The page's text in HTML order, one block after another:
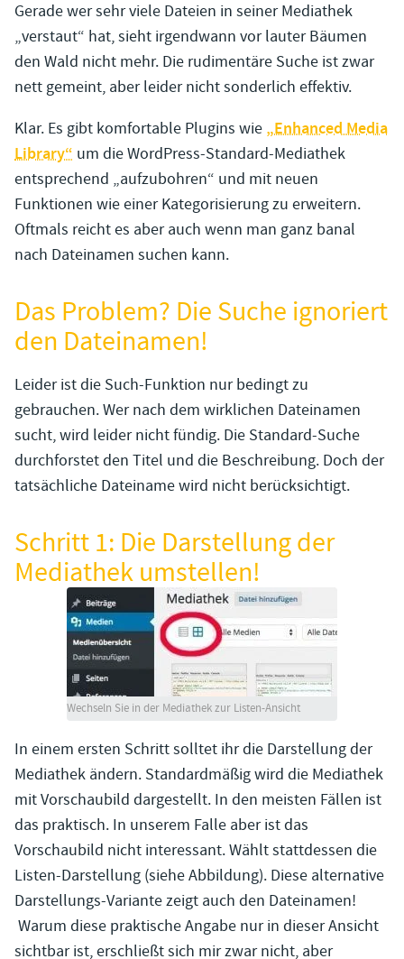
Gerade wer sehr viele Dateien in seiner Mediathek
„verstaut“ hat, sieht irgendwann vor lauter Bäumen
den Wald nicht mehr. Die rudimentäre Suche ist zwar
nett gemeint, aber leider nicht sonderlich effektiv.
Klar. Es gibt komfortable Plugins wie „Enhanced Media
Library“ um die WordPress-Standard-Mediathek
entsprechend „aufzubohren“ und mit neuen
Funktionen wie einer Kategorisierung zu erweitern.
Oftmals reicht es aber auch wenn man ganz banal
nach Dateinamen suchen kann.
Das Problem? Die Suche ignoriert
den Dateinamen!
Leider ist die Such-Funktion nur bedingt zu
gebrauchen. Wer nach dem wirklichen Dateinamen
sucht, wird leider nicht fündig. Die Standard-Suche
durchforstet den Titel und die Beschreibung. Doch der
tatsächliche Dateiname wird nicht berücksichtigt.
Schritt 1: Die Darstellung der
Mediathek umstellen!
Wechseln Sie in der Mediathek zur Listen-Ansicht
In einem ersten Schritt solltet ihr die Darstellung der
Mediathek ändern. Standardmäßig wird die Mediathek
mit Vorschaubild dargestellt. In den meisten Fällen ist
das praktisch. In unserem Falle aber ist das
Vorschaubild nicht interessant. Wählt stattdessen die
Listen-Darstellung (siehe Abbildung). Diese alternative
Darstellungs-Variante zeigt auch den Dateinamen!
Warum diese praktische Angabe nur in dieser Ansicht
sichtbar ist, erschließt sich mir zwar nicht, aber